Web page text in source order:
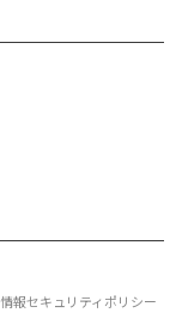
情報セキュリティポリシー